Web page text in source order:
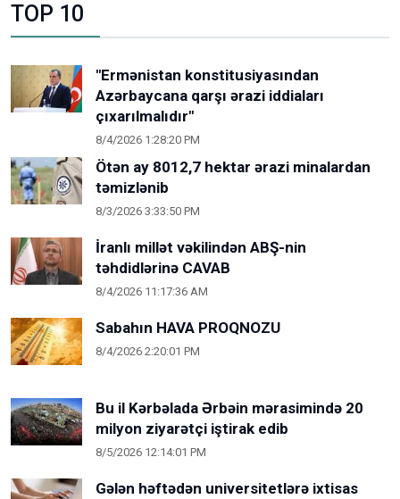
TOP 10
"Ermənistan konstitusiyasından
Azərbaycana qarşı ərazi iddiaları
çıxarılmalıdır"
8/4/2026 1:28:20 PM
Ötən ay 8012,7 hektar ərazi minalardan
təmizlənib
8/3/2026 3:33:50 PM
İranlı millət vəkilindən ABŞ-nin
təhdidlərinə CAVAB
8/4/2026 11:17:36 AM
Sabahın HAVA PROQNOZU
8/4/2026 2:20:01 PM
Bu il Kərbəlada Ərbəin mərasimində 20
milyon ziyarətçi iştirak edib
8/5/2026 12:14:01 PM
Gələn həftədən universitetlərə ixtisas